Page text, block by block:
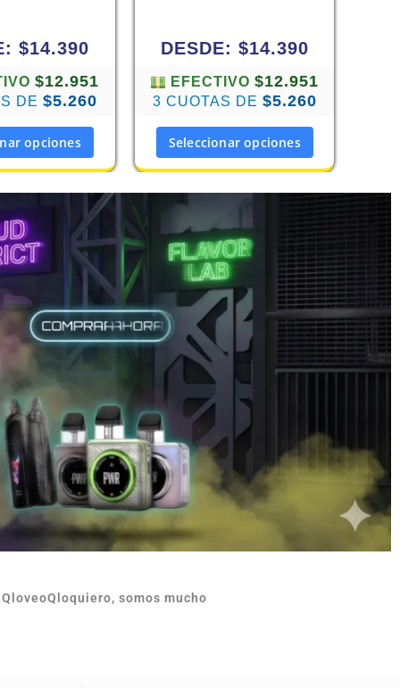
$14.390
$12.951
DE $5.260
opciones
DESDE: $14.390
EFECTIVO$12.951
3 CUOTAS DE $5.260
Seleccionar opciones
somos mucho